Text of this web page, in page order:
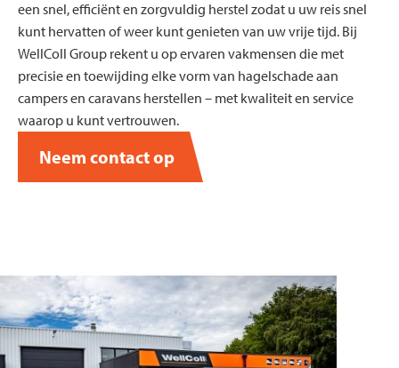
een snel, efficiënt en zorgvuldig herstel zodat u uw reis snel
kunt hervatten of weer kunt genieten van uw vrije tijd. Bij
WellColl Group rekent u op ervaren vakmensen die met
precisie en toewijding elke vorm van hagelschade aan
campers en caravans herstellen – met kwaliteit en service
waarop u kunt vertrouwen.
Neem contact op